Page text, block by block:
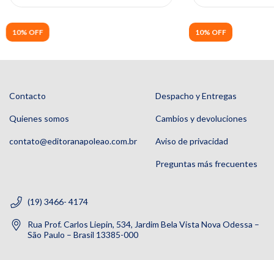
10% OFF 10% OFF
Contacto
Quienes somos
contato@editoranapoleao.com.br
Despacho y Entregas
Cambios y devoluciones
Aviso de privacidad
Preguntas más frecuentes
(19) 3466- 4174
Rua Prof. Carlos Liepin, 534, Jardim Bela Vista Nova Odessa –
São Paulo – Brasil 13385-000